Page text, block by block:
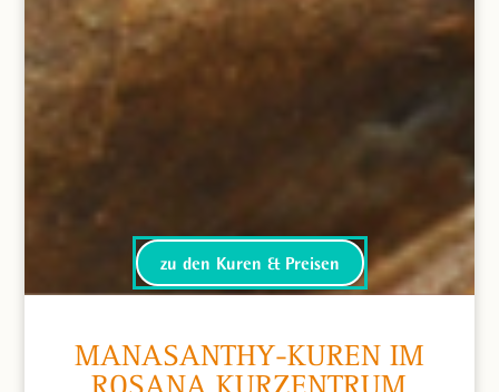
zu den Kuren & Preisen
MANASANTHY-KUREN IM